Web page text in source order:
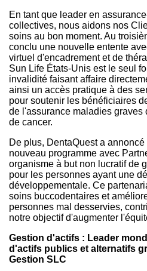
En tant que leader en
collectives, nous aidons nos
soins au bon moment. Au
conclu une nouvelle entente
virtuel d'encadrement et de
Sun Life États-Unis est le seul
invalidité faisant affaire
ainsi un accès pratique à des
pour soutenir les bénéficiaires
de l'assurance maladies
de cancer.
De plus, DentaQuest a
nouveau programme avec
organisme à but non lucratif de
pour les personnes ayant une
développementale. Ce
soins buccodentaires et
personnes mal desservies,
notre objectif d'augmenter
Gestion d'actifs : Leader
d'actifs publics et alternatifs
Gestion SLC